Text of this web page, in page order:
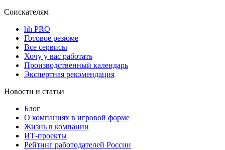
Соискателям
hh PRO
Готовое резюме
Все сервисы
Хочу у вас работать
Производственный календарь
Экспертная рекомендация
Новости и статьи
Блог
О компаниях в игровой форме
Жизнь в компании
ИТ-проекты
Рейтинг работодателей России